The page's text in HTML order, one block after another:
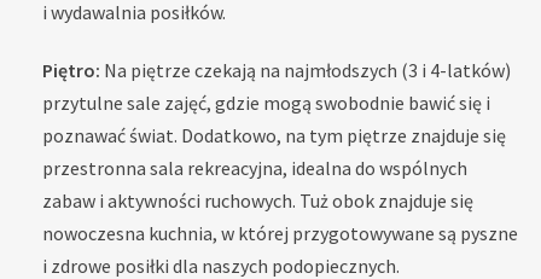
i wydawalnia posiłków.
Piętro: Na piętrze czekają na najmłodszych (3 i 4-latków)
przytulne sale zajęć, gdzie mogą swobodnie bawić się i
poznawać świat. Dodatkowo, na tym piętrze znajduje się
przestronna sala rekreacyjna, idealna do wspólnych
zabaw i aktywności ruchowych. Tuż obok znajduje się
nowoczesna kuchnia, w której przygotowywane są pyszne
i zdrowe posiłki dla naszych podopiecznych.